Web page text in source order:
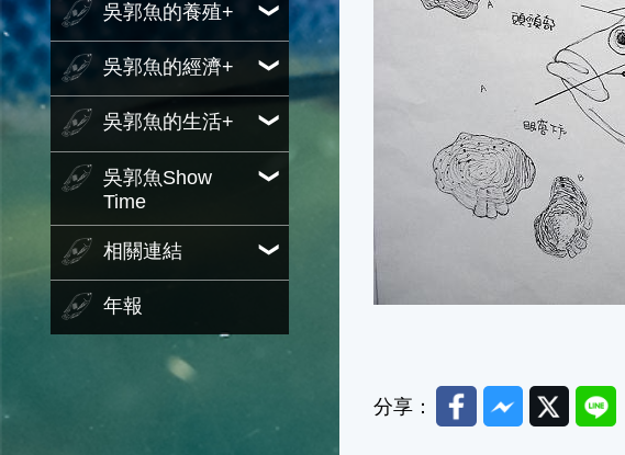
吳郭魚的養殖+
吳郭魚的經濟+
吳郭魚的生活+
吳郭魚Show
Time
相關連結
年報
分享： FacebookMessenger
TwitterLine